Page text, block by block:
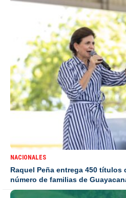
NACIONALES
Raquel Peña entrega 450 títulos
número de familias de